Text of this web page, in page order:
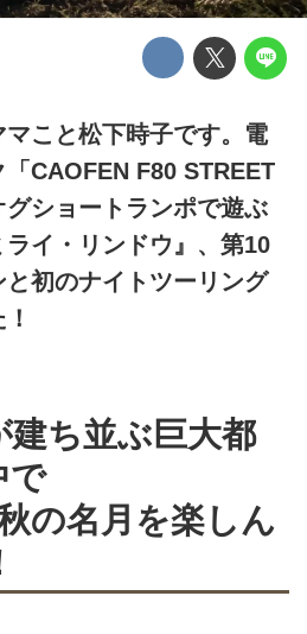
こと松下時子です。電
CAOFEN F80 STREET
ショートランポで遊ぶ
イ・リンドウ』、第10
と初のナイトツーリング
建ち並ぶ巨大都
で
の名月を楽しん